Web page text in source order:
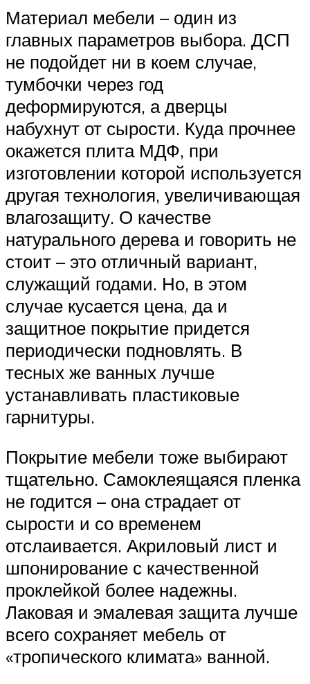
Материал мебели – один из
главных параметров выбора. ДСП
не подойдет ни в коем случае,
тумбочки через год
деформируются, а дверцы
набухнут от сырости. Куда прочнее
окажется плита МДФ, при
изготовлении которой используется
другая технология, увеличивающая
влагозащиту. О качестве
натурального дерева и говорить не
стоит – это отличный вариант,
служащий годами. Но, в этом
случае кусается цена, да и
защитное покрытие придется
периодически подновлять. В
тесных же ванных лучше
устанавливать пластиковые
гарнитуры.
Покрытие мебели тоже выбирают
тщательно. Самоклеящаяся пленка
не годится – она страдает от
сырости и со временем
отслаивается. Акриловый лист и
шпонирование с качественной
проклейкой более надежны.
Лаковая и эмалевая защита лучше
всего сохраняет мебель от
«тропического климата» ванной.